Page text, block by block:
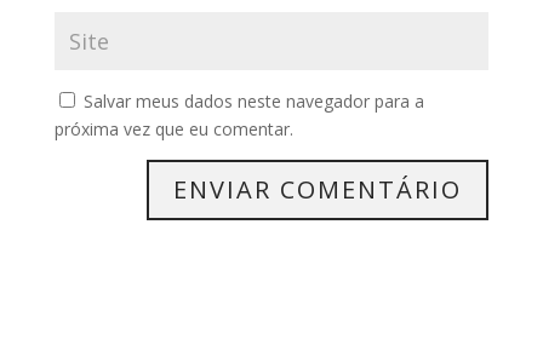
Salvar meus dados neste navegador para a
próxima vez que eu comentar.